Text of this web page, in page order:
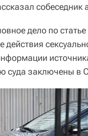
собеседник
дело по статье
действия
суда заключены в